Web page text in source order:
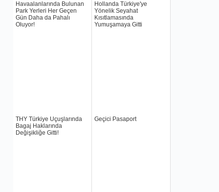
Havaalanlarında Bulunan
Park Yerleri Her Geçen
Gün Daha da Pahalı
Oluyor!
Hollanda Türkiye'ye
Yönelik Seyahat
Kısıtlamasında
Yumuşamaya Gitti
THY Türkiye Uçuşlarında
Bagaj Haklarında
Değişikliğe Gitti!
Geçici Pasaport